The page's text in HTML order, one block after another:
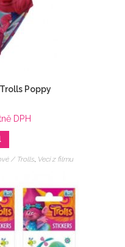
Poppy
DPH
/ Trolls, Veci z filmu